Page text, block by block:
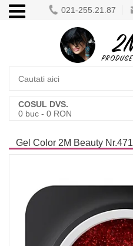
021-255.21.87
COSUL DVS.
0 buc - 0 RON
Gel Color 2M Beauty Nr.471